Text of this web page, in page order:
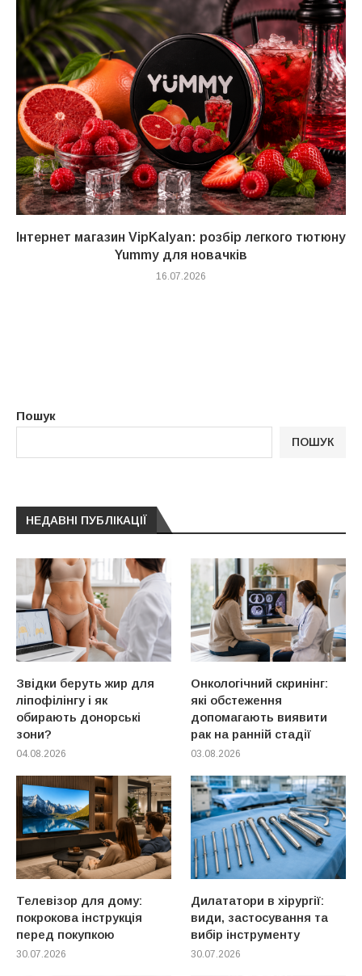
Інтернет магазин VipKalyan: розбір легкого тютюну
Yummy для новачків
16.07.2026
Пошук
ПОШУК
НЕДАВНІ ПУБЛІКАЦІЇ
Звідки беруть жир для
ліпофілінгу і як
обирають донорські
зони?
04.08.2026
Онкологічний скринінг:
які обстеження
допомагають виявити
рак на ранній стадії
03.08.2026
Телевізор для дому:
покрокова інструкція
перед покупкою
30.07.2026
Дилататори в хірургії:
види, застосування та
вибір інструменту
30.07.2026